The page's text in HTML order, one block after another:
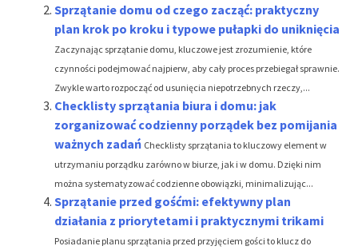
Sprzątanie domu od czego zacząć: praktyczny
plan krok po kroku i typowe pułapki do uniknięcia
Zaczynając sprzątanie domu, kluczowe jest zrozumienie, które
czynności podejmować najpierw, aby cały proces przebiegał sprawnie.
Zwykle warto rozpocząć od usunięcia niepotrzebnych rzeczy,...
Checklisty sprzątania biura i domu: jak
zorganizować codzienny porządek bez pomijania
ważnych zadań Checklisty sprzątania to kluczowy element w
utrzymaniu porządku zarówno w biurze, jak i w domu. Dzięki nim
można systematyzować codzienne obowiązki, minimalizując...
Sprzątanie przed gośćmi: efektywny plan
działania z priorytetami i praktycznymi trikami
Posiadanie planu sprzątania przed przyjęciem gości to klucz do